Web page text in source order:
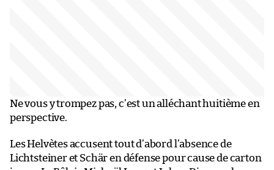
Ne vous y trompez pas, c’est un alléchant huitième en
perspective.
Les Helvètes accusent tout d’abord l’absence de
Lichtsteiner et Schär en défense pour cause de carton